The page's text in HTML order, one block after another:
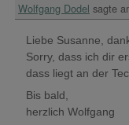
Wolfgang Dodel sagte
Liebe Susanne,
Sorry, dass ich dir
dass liegt an der
Bis bald,
herzlich Wolfgang